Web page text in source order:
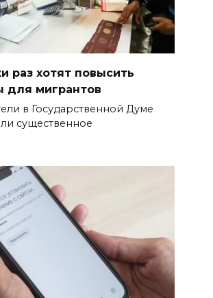
раз хотят повысить
для мигрантов
в Государственной Думе
существенное